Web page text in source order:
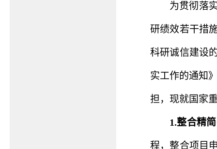
为贯彻落
研绩效若干措
科研诚信建设
实工作的通知
担，现就国家
1.整合精
程，整合项目